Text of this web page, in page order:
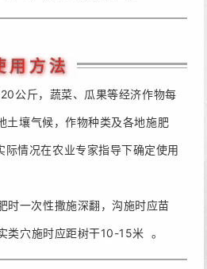
用方法
公斤，蔬菜、瓜果等经济作物每
土壤气候，作物种类及各地施肥
际情况在农业专家指导下确定使用
时一次性撒施深翻，沟施时应苗
类穴施时应距树干10-15米 。